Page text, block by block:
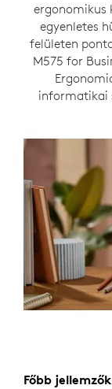
ergonomikus
egyenletes
felületen
M575 for
informatikai
Főbb jellemzők